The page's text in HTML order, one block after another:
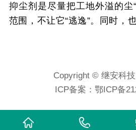
抑尘剂是尽量把工地外溢的尘
范围，不让它“逃逸”。同时，
Copyright © 继安科
ICP备案： 鄂ICP备